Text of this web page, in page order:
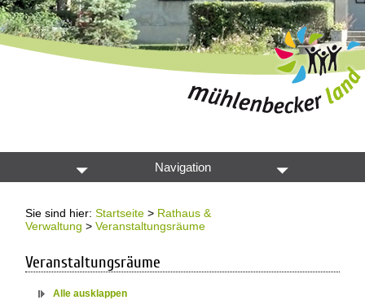
Navigation
Sie sind hier:Startseite > Rathaus &
Verwaltung >Veranstaltungsräume
Veranstaltungsräume
Alle ausklappen